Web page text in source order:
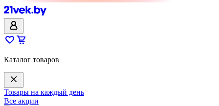
Каталог товаров
Товары на каждый день
Все акции